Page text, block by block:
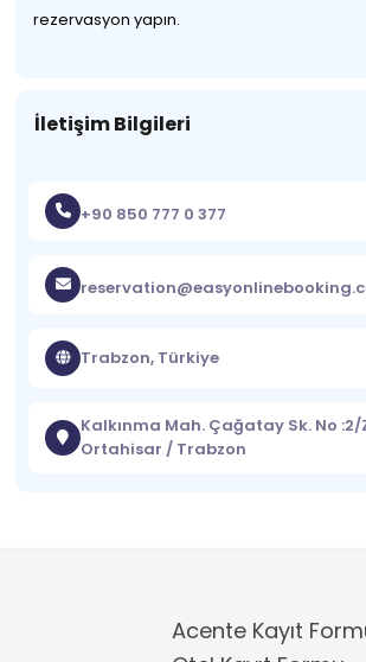
rezervasyon yapın.
İletişim Bilgileri
+90 850 777 0 377
Trabzon, Türkiye
Kalkınma Mah. Çağatay Sk. No :2/
Ortahisar / Trabzon
Acente Kayıt